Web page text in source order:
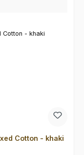
Cotton - khaki